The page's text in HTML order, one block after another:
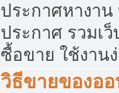
ประกาศหางาน
ประกาศ รวมเ
ซื้อขาย ใช้งาน
วิธีขายของอ